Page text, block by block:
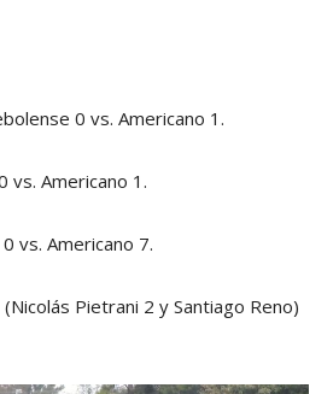
0 vs. Americano 1.
vs. Americano 1.
vs. Americano 7.
Pietrani 2 y Santiago Reno)